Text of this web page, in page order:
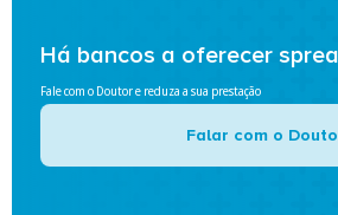
Há bancos a oferecer
Fale com o Doutor e reduza a sua prestação
Falar com o